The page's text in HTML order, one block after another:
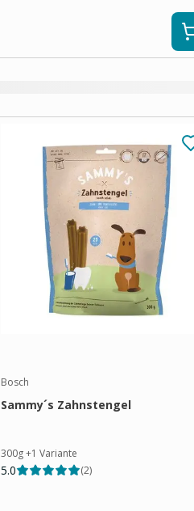
Bosch
Sammy´s Zahnstengel
300g+1 Variante
5.0 (2)